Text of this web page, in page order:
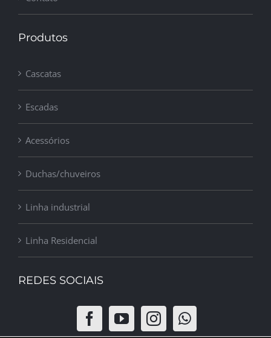
Produtos
Cascatas
Escadas
Acessórios
Duchas/chuveiros
Linha industrial
Linha Residencial
REDES SOCIAIS